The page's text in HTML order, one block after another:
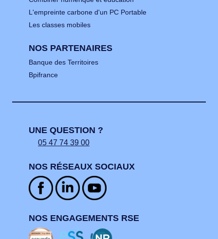
L'empreinte carbone d'un PC Portable
Les classes mobiles
NOS PARTENAIRES
Banque des Territoires
Bpifrance
UNE QUESTION ?
05 47 74 39 00
NOS RÉSEAUX SOCIAUX
NOS ENGAGEMENTS RSE